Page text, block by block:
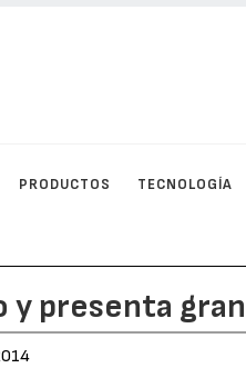
PRODUCTOS TECNOLOGÍA
presenta